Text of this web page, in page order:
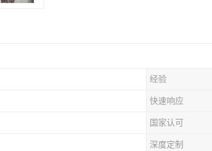
经验
快速响应
国家认可
深度定制